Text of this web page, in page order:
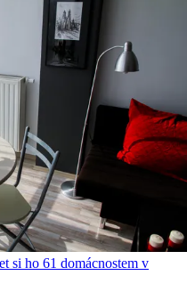
si ho 61 domácnostem v